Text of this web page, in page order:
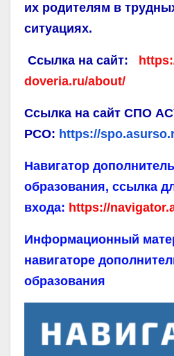
их родителям в
ситуациях.
Ссылка на сайт:
doveria.ru/about/
Ссылка на сайт СПО
РСО: https://
Навигатор
образования, ссылка
входа: https://
Информационный
навигаторе
образования